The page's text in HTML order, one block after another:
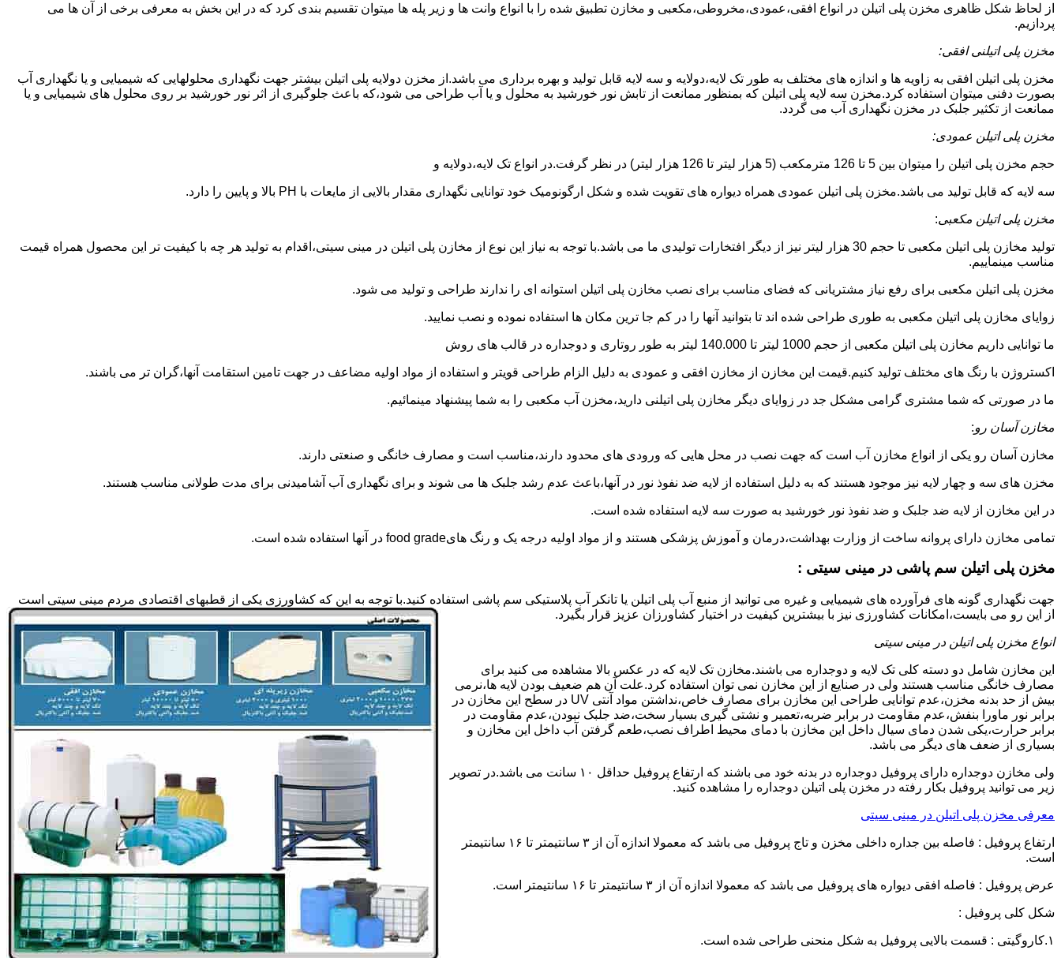
از لحاظ شکل ظاهری مخزن پلی اتیلن در انواع افقی،عمودی،مخروطی،مکعبی و مخازن تطبیق شده را با انواع وانت ها و زیر پله ها میتوان تقسیم بندی کرد که در این بخش به معرفی برخی از آن ها می
پردازیم.
مخزن پلی اتیلنی افقی:
مخزن پلی اتیلن افقی به زاویه ها و اندازه های مختلف به طور تک لایه،دولایه و سه لایه قابل تولید و بهره برداری می باشد.از مخزن دولایه پلی اتیلن بیشتر جهت نگهداری محلولهایی که شیمیایی و یا نگهداری آب
بصورت دفنی میتوان استفاده کرد.مخزن سه لایه پلی اتیلن که بمنظور ممانعت از تابش نور خورشید به محلول و یا آب طراحی می شود،که باعث جلوگیری از اثر نور خورشید بر روی محلول های شیمیایی و یا
ممانعت از تکثیر جلبک در مخزن نگهداری آب می گردد.
مخزن پلی اتیلن عمودی:
حجم مخزن پلی اتیلن را میتوان بین 5 تا 126 مترمکعب (5 هزار لیتر تا 126 هزار لیتر) در نظر گرفت.در انواع تک لایه،دولایه و
سه لایه که قابل تولید می باشد.مخزن پلی اتیلن عمودی همراه دیواره های تقویت شده و شکل ارگونومیک خود توانایی نگهداری مقدار بالایی از مایعات با PH بالا و پایین را دارد.
مخزن پلی اتیلن مکعبی:
تولید مخازن پلی اتیلن مکعبی تا حجم 30 هزار لیتر نیز از دیگر افتخارات تولیدی ما می باشد.با توجه به نیاز این نوع از مخازن پلی اتیلن در مینی سیتی،اقدام به تولید هر چه با کیفیت تر این محصول همراه قیمت
مناسب مینماییم.
مخزن پلی اتیلن مکعبی برای رفع نیاز مشتریانی که فضای مناسب برای نصب مخازن پلی اتیلن استوانه ای را ندارند طراحی و تولید می شود.
زوایای مخازن پلی اتیلن مکعبی به طوری طراحی شده اند تا بتوانید آنها را در کم جا ترین مکان ها استفاده نموده و نصب نمایید.
ما توانایی داریم مخازن پلی اتیلن مکعبی از حجم 1000 لیتر تا 140.000 لیتر به طور روتاری و دوجداره در قالب های روش
اکستروژن با رنگ های مختلف تولید کنیم.قیمت این مخازن از مخازن افقی و عمودی به دلیل الزام طراحی قویتر و استفاده از مواد اولیه مضاعف در جهت تامین استقامت آنها،گران تر می باشند.
ما در صورتی که شما مشتری گرامی مشکل جد در زوایای دیگر مخازن پلی اتیلنی دارید،مخزن آب مکعبی را به شما پیشنهاد مینمائیم.
مخازن آسان رو:
مخازن آسان رو یکی از انواع مخازن آب است که جهت نصب در محل هایی که ورودی های محدود دارند،مناسب است و مصارف خانگی و صنعتی دارند.
مخزن های سه و چهار لایه نیز موجود هستند که به دلیل استفاده از لایه ضد نفوذ نور در آنها،باعث عدم رشد جلبک ها می شوند و برای نگهداری آب آشامیدنی برای مدت طولانی مناسب هستند.
در این مخازن از لایه ضد جلبک و ضد نفوذ نور خورشید به صورت سه لایه استفاده شده است.
تمامی مخازن دارای پروانه ساخت از وزارت بهداشت،درمان و آموزش پزشکی هستند و از مواد اولیه درجه یک و رنگ هایfood grade در آنها استفاده شده است.
مخزن پلی اتیلن سم پاشی در مینی سیتی :
جهت نگهداری گونه های فرآورده های شیمیایی و غیره می توانید از منبع آب پلی اتیلن یا تانکر آب پلاستیکی سم پاشی استفاده کنید.با توجه به این که کشاورزی یکی از قطبهای اقتصادی مردم مینی سیتی است
از این رو می بایست،امکانات کشاورزی نیز با بیشترین کیفیت در اختیار کشاورزان عزیز قرار بگیرد.
انواع مخزن پلی اتیلن در مینی سیتی
این مخازن شامل دو دسته کلی تک لایه و دوجداره می باشند.مخازن تک لایه که در عکس بالا مشاهده می کنید برای
مصارف خانگی مناسب هستند ولی در صنایع از این مخازن نمی توان استفاده کرد.علت آن هم ضعیف بودن لایه ها،نرمی
بیش از حد بدنه مخزن،عدم توانایی طراحی این مخازن برای مصارف خاص،نداشتن مواد آنتی UV در سطح این مخازن در
برابر نور ماورا بنفش،عدم مقاومت در برابر ضربه،تعمیر و نشتی گیری بسیار سخت،ضد جلبک نبودن،عدم مقاومت در
برابر حرارت،یکی شدن دمای سیال داخل این مخازن با دمای محیط اطراف نصب،طعم گرفتن آب داخل این مخازن و
بسیاری از ضعف های دیگر می باشد.
ولی مخازن دوجداره دارای پروفیل دوجداره در بدنه خود می باشند که ارتفاع پروفیل حداقل ۱۰ سانت می باشد.در تصویر
زیر می توانید پروفیل بکار رفته در مخزن پلی اتیلن دوجداره را مشاهده کنید.
معرفی مخزن پلی اتیلن در مینی سیتی
ارتفاع پروفیل : فاصله بین جداره داخلی مخزن و تاج پروفیل می باشد که معمولا اندازه آن از ۳ سانتیمتر تا ۱۶ سانتیمتر
است.
عرض پروفیل : فاصله افقی دیواره های پروفیل می باشد که معمولا اندازه آن از ۳ سانتیمتر تا ۱۶ سانتیمتر است.
شکل کلی پروفیل :
۱.کاروگیتی : قسمت بالایی پروفیل به شکل منحنی طراحی شده است.